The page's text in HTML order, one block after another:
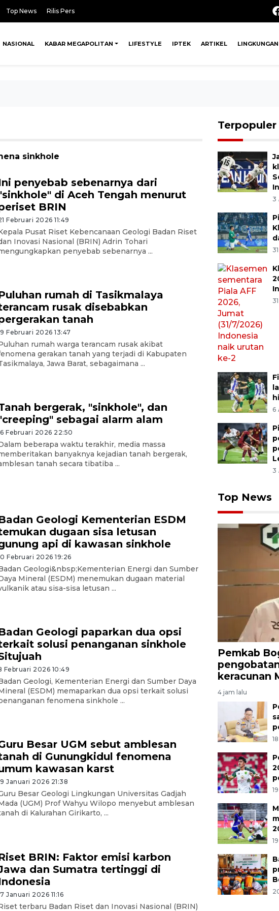
Top News Rilis Pers
NASIONAL KABAR MEGAPOLITAN LIFESTYLE IPTEK ARTIKEL
sinkhole
penyebab sebenarnya dari
di Aceh Tengah menurut
BRIN
Februari 2026 11:49
Pusat Riset Kebencanaan Geologi Badan Riset
Inovasi Nasional (BRIN) Adrin Tohari
penyebab sebenarnya ...
rumah di Tasikmalaya
rusak disebabkan
tanah
Februari 2026 13:47
rumah warga terancam rusak akibat
gerakan tanah yang terjadi di Kabupaten
Jawa Barat, sebagaimana ...
bergerak, "sinkhole", dan
sebagai alarm alam
Februari 2026 22:50
beberapa waktu terakhir, media massa
banyaknya kejadian tanah bergerak,
tanah secara tibatiba ...
Geologi Kementerian ESDM
dugaan sisa letusan
api di kawasan sinkhole
Februari 2026 19:26
Geologi&nbsp;Kementerian Energi dan Sumber
Mineral (ESDM) menemukan dugaan material
atau sisa-sisa letusan ...
Geologi paparkan dua opsi
solusi penanganan sinkhole
Februari 2026 10:49
Geologi, Kementerian Energi dan Sumber Daya
(ESDM) memaparkan dua opsi terkait solusi
fenomena sinkhole ...
Besar UGM sebut amblesan
di Gunungkidul fenomena
kawasan karst
Januari 2026 21:38
Besar Geologi Lingkungan Universitas Gadjah
(UGM) Prof Wahyu Wilopo menyebut amblesan
di Kalurahan Girikarto, ...
BRIN: Faktor emisi karbon
dan Sumatra tertinggi di
Januari 2026 11:16
terbaru Badan Riset dan Inovasi Nasional (BRIN)
Terpopuler
3
6
3
Top News
Pemkab
keracunan
4 jam lalu